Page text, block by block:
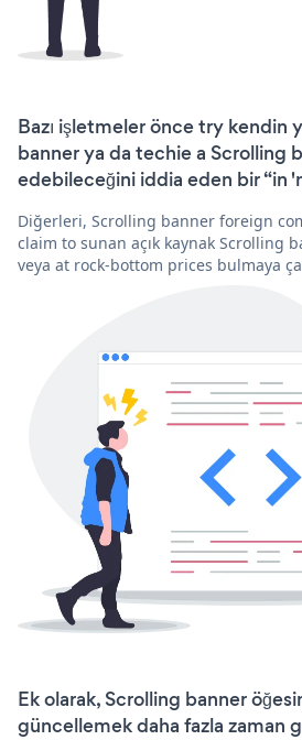
Bazı işletmeler önce try kendin
banner ya da techie a Scrolling
edebileceğini iddia eden bir “in
Diğerleri, Scrolling banner foreign
claim to sunan açık kaynak Scrolling
veya at rock-bottom prices bulmaya
Ek olarak, Scrolling banner
güncellemek daha fazla zaman